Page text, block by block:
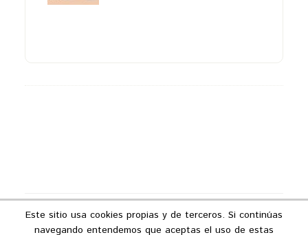
Copyright © 2026 ·Podcast Industria 4.0
Este sitio usa cookies propias y de terceros. Si continúas
navegando entendemos que aceptas el uso de estas